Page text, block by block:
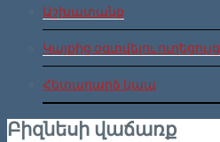
Աշխատանք
Կայքից օգտվելու ուղեցույց
Հետադարձ կապ
Բիզնեսի վաճառք